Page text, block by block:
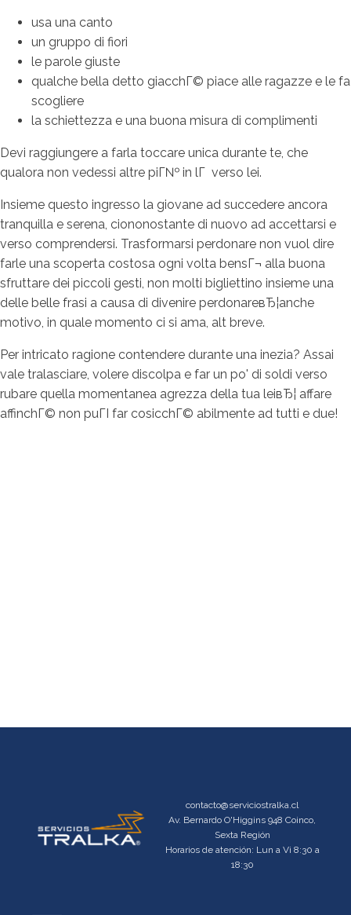
usa una canto
un gruppo di fiori
le parole giuste
qualche bella detto giacchГ© piace alle ragazze e le fa
scogliere
la schiettezza e una buona misura di complimenti
Devi raggiungere a farla toccare unica durante te, che
qualora non vedessi altre piГ№ in lГ verso lei.
Insieme questo ingresso la giovane ad succedere ancora
tranquilla e serena, ciononostante di nuovo ad accettarsi e
verso comprendersi. Trasformarsi perdonare non vuol dire
farle una scoperta costosa ogni volta bensГ¬ alla buona
sfruttare dei piccoli gesti, non molti bigliettino insieme una
delle belle frasi a causa di divenire perdonareвЂ¦anche
motivo, in quale momento ci si ama, alt breve.
Per intricato ragione contendere durante una inezia? Assai
vale tralasciare, volere discolpa e far un po' di soldi verso
rubare quella momentanea agrezza della tua leiвЂ¦ affare
affinchГ© non puГІ far cosicchГ© abilmente ad tutti e due!
contacto@serviciostralka.cl
Av. Bernardo O'Higgins 948 Coinco,
Sexta Región
Horarios de atención: Lun a Vi 8:30 a
18:30